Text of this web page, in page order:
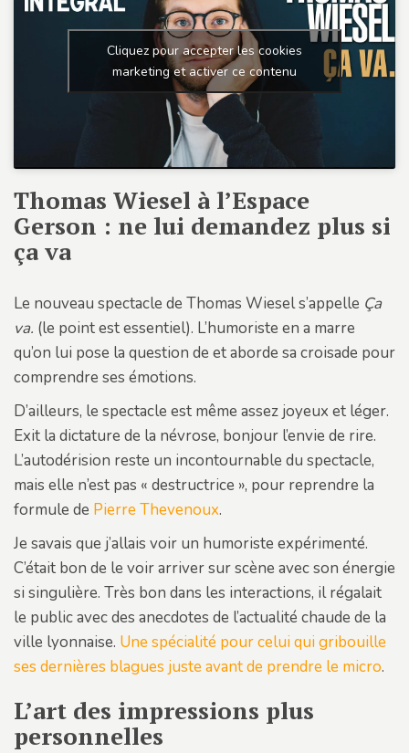
Cliquez pour accepter les cookies
marketing et activer ce contenu
Thomas Wiesel à l’Espace
Gerson : ne lui demandez plus si
ça va
Le nouveau spectacle de Thomas Wiesel s’appelle Ça
va. (le point est essentiel). L’humoriste en a marre
qu’on lui pose la question de et aborde sa croisade pour
comprendre ses émotions.
D’ailleurs, le spectacle est même assez joyeux et léger.
Exit la dictature de la névrose, bonjour l’envie de rire.
L’autodérision reste un incontournable du spectacle,
mais elle n’est pas « destructrice », pour reprendre la
formule de Pierre Thevenoux.
Je savais que j’allais voir un humoriste expérimenté.
C’était bon de le voir arriver sur scène avec son énergie
si singulière. Très bon dans les interactions, il régalait
le public avec des anecdotes de l’actualité chaude de la
ville lyonnaise. Une spécialité pour celui qui gribouille
ses dernières blagues juste avant de prendre le micro.
L’art des impressions plus
personnelles